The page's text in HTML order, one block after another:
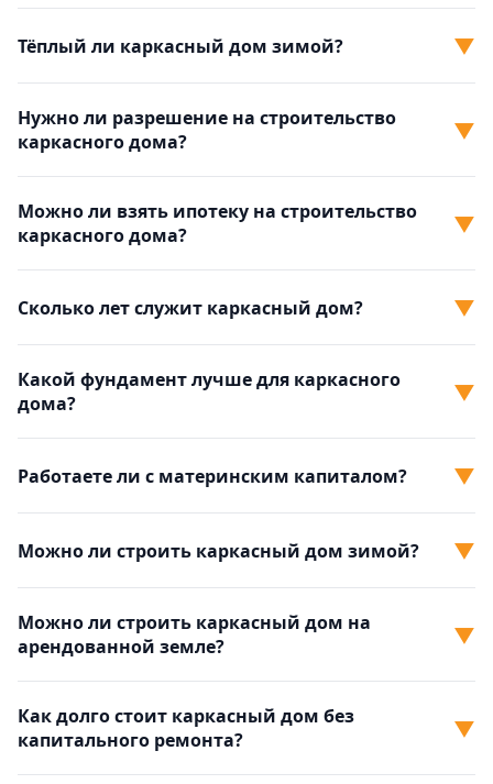
Тёплый ли каркасный дом зимой? ▼
Нужно ли разрешение на строительство
каркасного дома?
▼
Можно ли взять ипотеку на строительство
каркасного дома?
▼
Сколько лет служит каркасный дом? ▼
Какой фундамент лучше для каркасного
дома?
▼
Работаете ли с материнским капиталом? ▼
Можно ли строить каркасный дом зимой? ▼
Можно ли строить каркасный дом на
арендованной земле?
▼
Как долго стоит каркасный дом без
капитального ремонта?
▼